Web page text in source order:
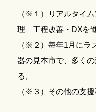
（※１）リアルタイ
理、工程改善・DXを
（※２）毎年1月にラ
器の見本市で、多く
る。
（※３）その他の支